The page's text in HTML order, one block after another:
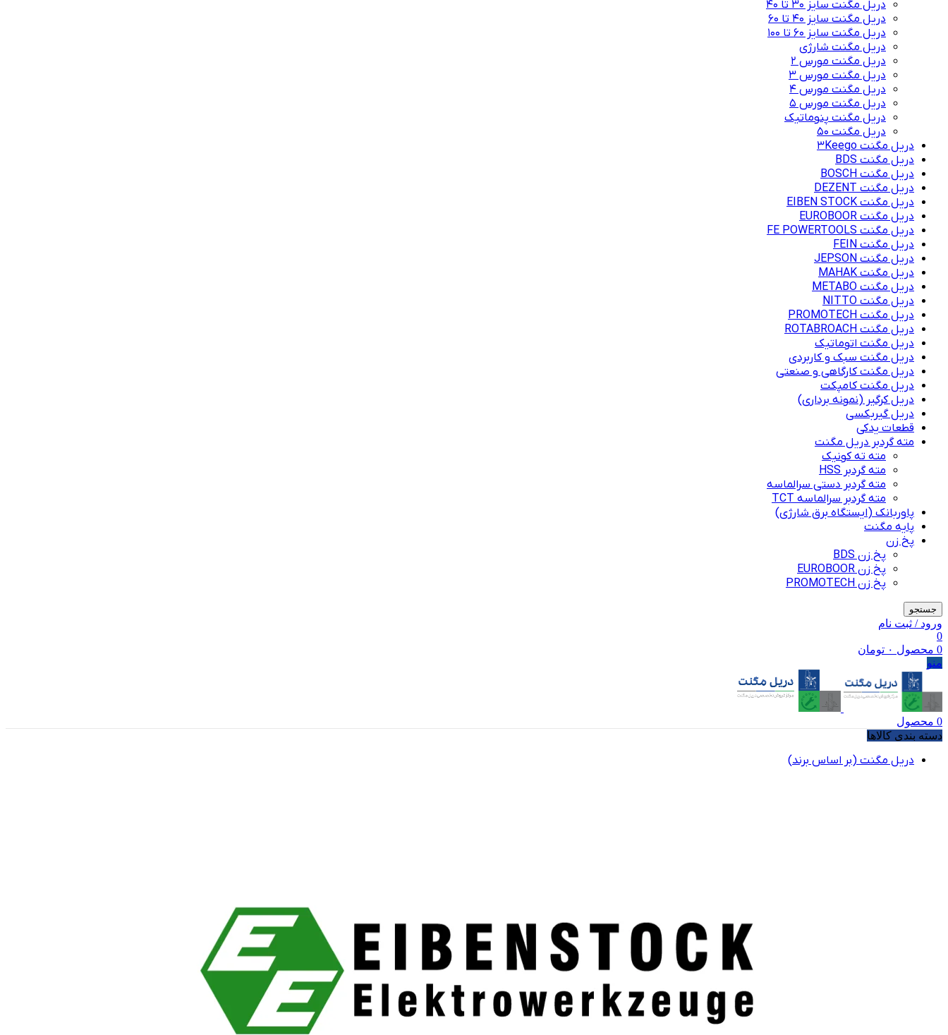
دریل مگنت سایز 30 تا 40
دریل مگنت سایز 40 تا 60
دریل مگنت سایز 60 تا 100
دریل مگنت شارژی
دریل مگنت مورس 2
دریل مگنت مورس 3
دریل مگنت مورس 4
دریل مگنت مورس 5
دریل مگنت پنوماتیک
دریل مگنت ۵۰
دریل مگنت 3Keego
دریل مگنت BDS
دریل مگنت BOSCH
دریل مگنت DEZENT
دریل مگنت EIBEN STOCK
دریل مگنت EUROBOOR
دریل مگنت FE POWERTOOLS
دریل مگنت FEIN
دریل مگنت JEPSON
دریل مگنت MAHAK
دریل مگنت METABO
دریل مگنت NITTO
دریل مگنت PROMOTECH
دریل مگنت ROTABROACH
دریل مگنت اتوماتیک
دریل مگنت سبک و کاربردی
دریل مگنت کارگاهی و صنعتی
دریل مگنت کامپکت
دریل کرگیر (نمونه برداری)
دریل گیربکسی
قطعات یدکی
مته گردبر دریل مگنت
مته ته کونیک
مته گردبر HSS
مته گردبر دستی سرالماسه
مته گردبر سرالماسه TCT
پاوربانک (ایستگاه برق شارژی)
پایه مگنت
پخ زن
پخ زن BDS
پخ زن EUROBOOR
پخ زن PROMOTECH
جستجو
ورود / ثبت نام
0
0 محصول ۰ تومان
منو
0 محصول
دسته بندی کالاها
دریل مگنت (بر اساس برند)